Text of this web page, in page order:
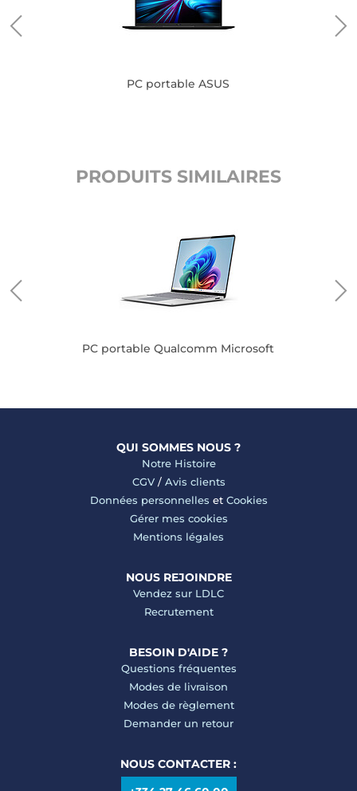
PC portable ASUS
PRODUITS SIMILAIRES
PC portable Qualcomm Microsoft
QUI SOMMES NOUS ?
Notre Histoire
CGV/ Avis clients
Données personnelles et Cookies
Gérer mes cookies
Mentions légales
NOUS REJOINDRE
Vendez sur LDLC
Recrutement
BESOIN D'AIDE ?
Questions fréquentes
Modes de livraison
Modes de règlement
Demander un retour
NOUS CONTACTER :